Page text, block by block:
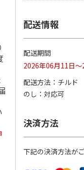
＜帯広
ト
＜お中元＞モクモ
ク 原形ベーコンと
ソーセージセット
3,240円
配送情報
配送期間
2026年06月11日
配送方法
チルド
のし
対応可
決済方法
下記の決済方法が